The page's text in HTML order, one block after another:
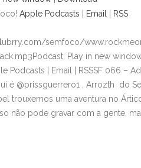
Apple Podcasts Email RSS
semfoco/
Play in new
Podcasts | Email | RSSSF 066 –
é @prissguerrero1 , Arrozth do
trouxemos uma aventura no
não pode gravar com a gente,